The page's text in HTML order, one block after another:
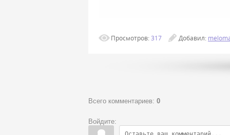
Просмотров: 317 Добавил:
Всего комментариев: 0
Войдите: